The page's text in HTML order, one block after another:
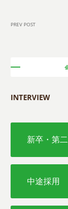
PREV POST
INTERVIEW
新卒・第
中途採用